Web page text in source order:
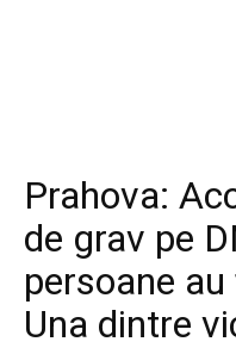
Prahova:
de grav pe
persoane
Una dintre